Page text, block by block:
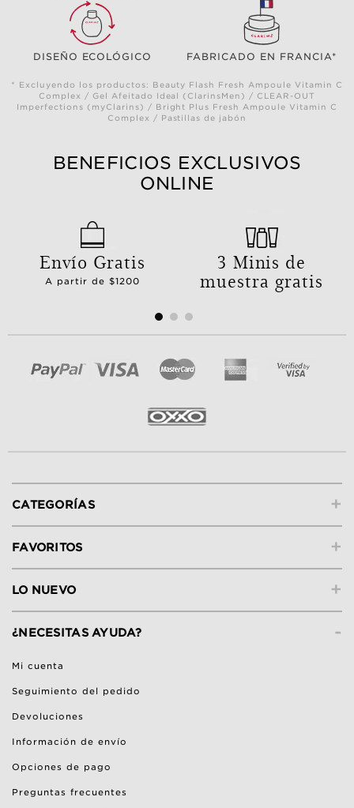
DISEÑO ECOLÓGICO FABRICADO EN FRANCIA*
* Excluyendo los productos: Beauty Flash Fresh Ampoule Vitamin C
Complex / Gel Afeitado Ideal (ClarinsMen) / CLEAR-OUT
Imperfections (myClarins) / Bright Plus Fresh Ampoule Vitamin C
Complex / Pastillas de jabón
BENEFICIOS EXCLUSIVOS
ONLINE
Envío Gratis
A partir de $1200
3 Minis de
muestra gratis
+
CATEGORÍAS
+
FAVORITOS
+
LO NUEVO
-
¿NECESITAS AYUDA?
Mi cuenta
Seguimiento del pedido
Devoluciones
Información de envío
Opciones de pago
Preguntas frecuentes